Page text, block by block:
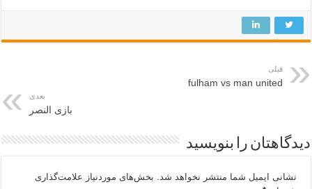
قبلی
fulham vs man united
بعدی
بازی النصر
دیدگاهتان را بنویسید
نشانی ایمیل شما منتشر نخواهد شد.
بخش‌های موردنیاز علامت‌گذاری